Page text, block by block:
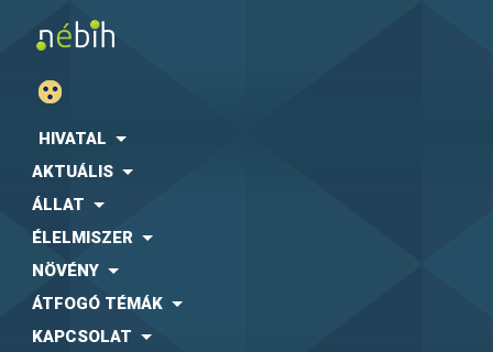
HIVATAL
AKTUÁLIS
ÁLLAT
ÉLELMISZER
NÖVÉNY
ÁTFOGÓ TÉMÁK
KAPCSOLAT